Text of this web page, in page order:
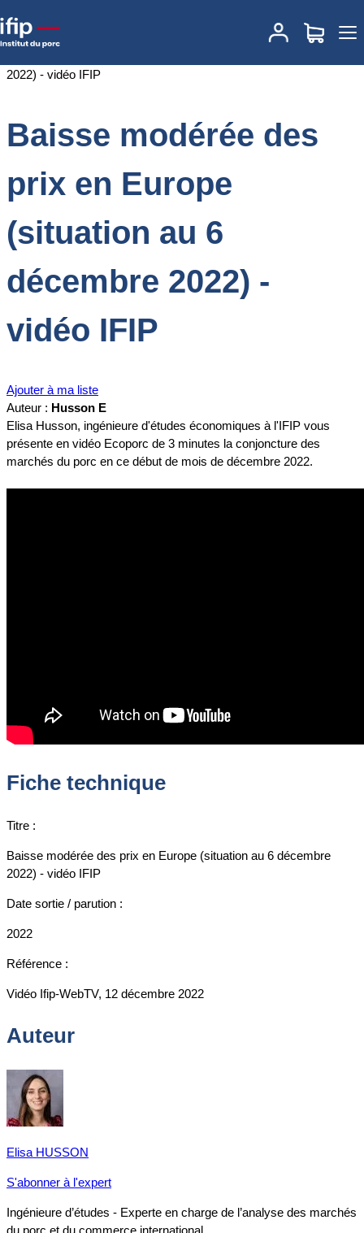
Accueil
Baisse modérée des prix en Europe
(situation au 6 décembre 2022) - vidéo IFIP
Baisse modérée des
prix en Europe
(situation au 6
décembre 2022) -
vidéo IFIP
Ajouter à ma liste
Auteur : Husson E
Elisa Husson, ingénieure d'études économiques à l'IFIP vous
présente en vidéo Ecoporc de 3 minutes la conjoncture des
marchés du porc en ce début de mois de décembre 2022.
Fiche technique
Titre :
Baisse modérée des prix en Europe (situation au 6 décembre
2022) - vidéo IFIP
Date sortie / parution :
2022
Référence :
Vidéo Ifip-WebTV, 12 décembre 2022
Auteur
Elisa HUSSON
S'abonner à l'expert
Ingénieure d’études - Experte en charge de l’analyse des marchés
du porc et du commerce international